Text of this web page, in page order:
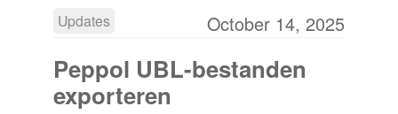
Updates October 14, 2025
Peppol UBL-bestanden
exporteren